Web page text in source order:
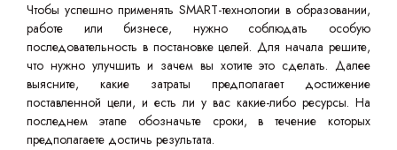
Чтобы успешно применять SMART-технологии в образовании,
работе или бизнесе, нужно соблюдать особую
последовательность в постановке целей. Для начала решите,
что нужно улучшить и зачем вы хотите это сделать. Далее
выясните, какие затраты предполагает достижение
поставленной цели, и есть ли у вас какие-либо ресурсы. На
последнем этапе обозначьте сроки, в течение которых
предполагаете достичь результата.